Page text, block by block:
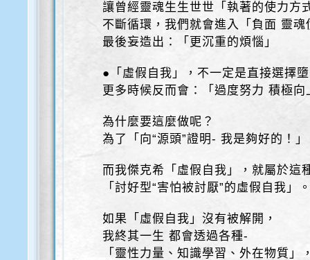
讓曾經靈魂生生世世「執著的使力方
不斷循環，我們就會進入「負面 靈魂
最後妄造出：「更沉重的煩惱」
●「虛假自我」，不一定是直接選擇
更多時候反而會：「過度努力 積極向
為什麼要這麼做呢？
為了「向“源頭”證明- 我是夠好的！」
而我傑克希「虛假自我」，就屬於這
「討好型“害怕被討厭”的虛假自我」
如果「虛假自我」沒有被解開，
我終其一生 都會透過各種-
「靈性力量、知識學習、外在物質」